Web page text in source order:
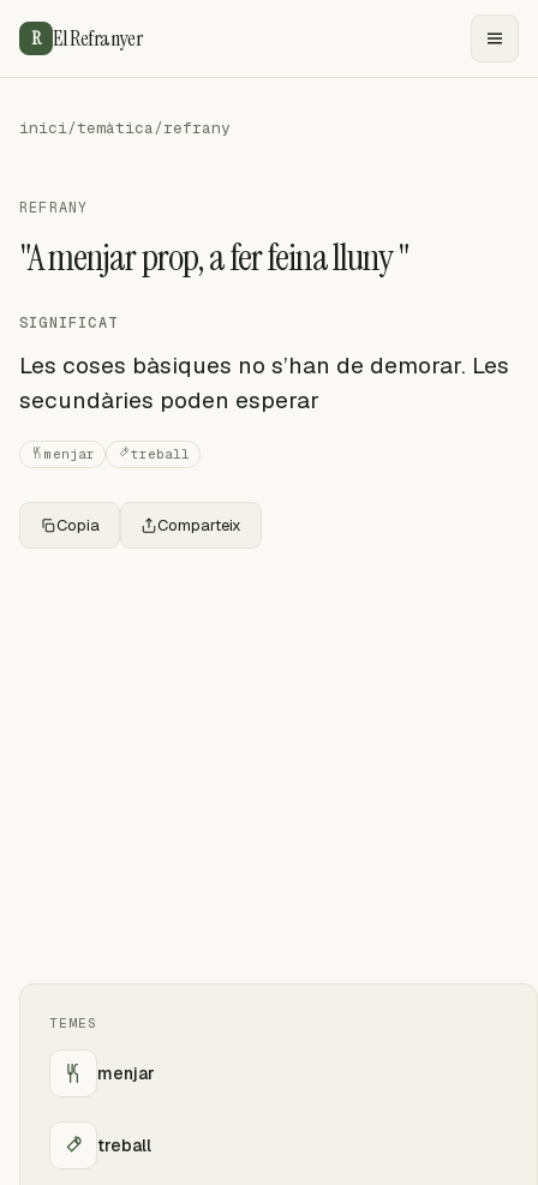
R El Refranyer
inici/temàtica/refrany
REFRANY
"A menjar prop, a fer feina lluny "
SIGNIFICAT
Les coses bàsiques no s’han de demorar. Les
secundàries poden esperar
menjar treball
Copia Comparteix
TEMES
menjar
treball